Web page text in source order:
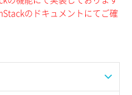
のドキュメントにてご確